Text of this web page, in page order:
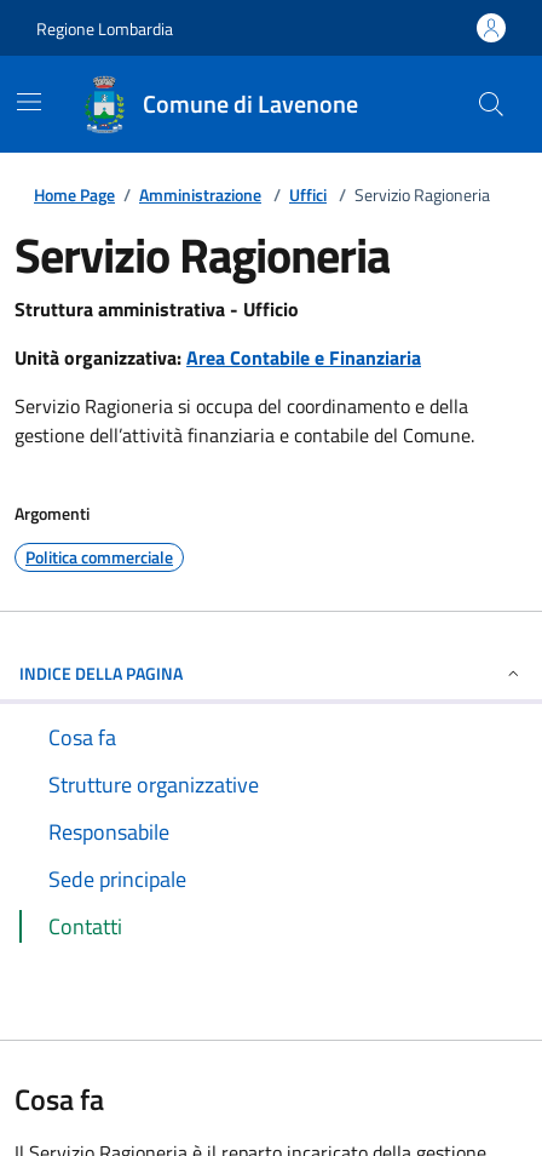
Regione Lombardia
Comune di Lavenone
Home Page / Amministrazione / Uffici / Servizio Ragioneria
Servizio Ragioneria
Struttura amministrativa - Ufficio
Unità organizzativa:Area Contabile e Finanziaria
Servizio Ragioneria si occupa del coordinamento e della
gestione dell’attività finanziaria e contabile del Comune.
Argomenti
Politica commerciale
INDICE DELLA PAGINA
Cosa fa
Strutture organizzative
Responsabile
Sede principale
Contatti
Cosa fa